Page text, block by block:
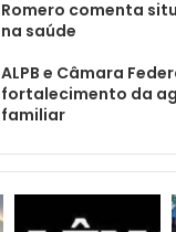
Romero comenta
na saúde
ALPB e Câmara
fortalecimento da
familiar